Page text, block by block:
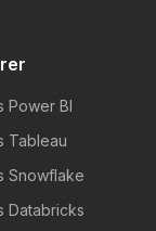
Power BI
Tableau
Snowflake
Databricks